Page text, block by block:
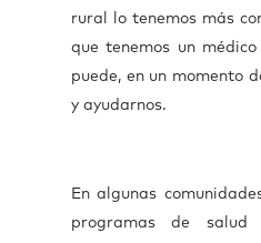
rural lo tenemos más
que tenemos un
puede, en un momento
y ayudarnos.
En algunas
programas de salud